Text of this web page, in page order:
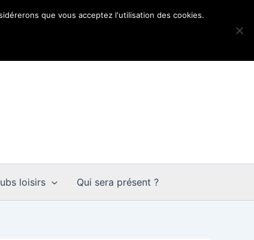
loisirs Qui sera présent ?
que vous acceptez l'utilisation des cookies.